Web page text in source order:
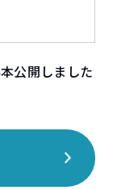
公開しました